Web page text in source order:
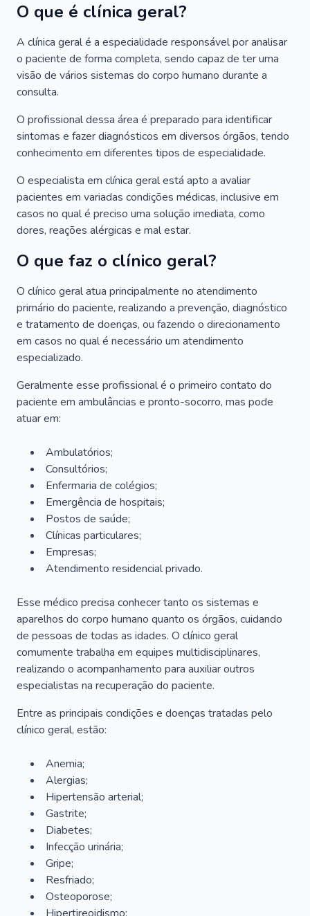
O que é clínica geral?
A clínica geral é a especialidade responsável por analisar
o paciente de forma completa, sendo capaz de ter uma
visão de vários sistemas do corpo humano durante a
consulta.
O profissional dessa área é preparado para identificar
sintomas e fazer diagnósticos em diversos órgãos, tendo
conhecimento em diferentes tipos de especialidade.
O especialista em clínica geral está apto a avaliar
pacientes em variadas condições médicas, inclusive em
casos no qual é preciso uma solução imediata, como
dores, reações alérgicas e mal estar.
O que faz o clínico geral?
O clínico geral atua principalmente no atendimento
primário do paciente, realizando a prevenção, diagnóstico
e tratamento de doenças, ou fazendo o direcionamento
em casos no qual é necessário um atendimento
especializado.
Geralmente esse profissional é o primeiro contato do
paciente em ambulâncias e pronto-socorro, mas pode
atuar em:
Ambulatórios;
Consultórios;
Enfermaria de colégios;
Emergência de hospitais;
Postos de saúde;
Clínicas particulares;
Empresas;
Atendimento residencial privado.
Esse médico precisa conhecer tanto os sistemas e
aparelhos do corpo humano quanto os órgãos, cuidando
de pessoas de todas as idades. O clínico geral
comumente trabalha em equipes multidisciplinares,
realizando o acompanhamento para auxiliar outros
especialistas na recuperação do paciente.
Entre as principais condições e doenças tratadas pelo
clínico geral, estão:
Anemia;
Alergias;
Hipertensão arterial;
Gastrite;
Diabetes;
Infecção urinária;
Gripe;
Resfriado;
Osteoporose;